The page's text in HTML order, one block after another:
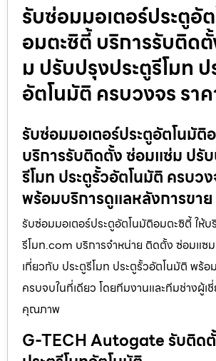
รับซ่อมมอเตอร์ประตูอั
อมตะซิตี้ บริการรับติด
ม ปรับปรุงประตูรีโมท ป
อัตโนมัติ ครบวงจร รา
รับซ่อมมอเตอร์ประตูอัตโนมัติ
บริการรับติดตั้ง ซ่อมแซ่ม ปรั
รีโมท ประตูรั้วอัตโนมัติ ครบว
พร้อมบริการดูแลหลังการขาย
รับซ่อมมอเตอร์ประตูอัตโนมัติอมตะซิตี้ ให้บ
รีโมท.com บริการจำหน่าย ติดตั้ง ซ่อมแซม
เกี่ยวกับ ประตูรีโมท ประตูรั้วอัตโนมัติ พร้อ
ครบจบในที่เดียว โดยทีมงานและทีมช่างผู้
คุณภาพ
G-TECH Autogate รับติดตั้